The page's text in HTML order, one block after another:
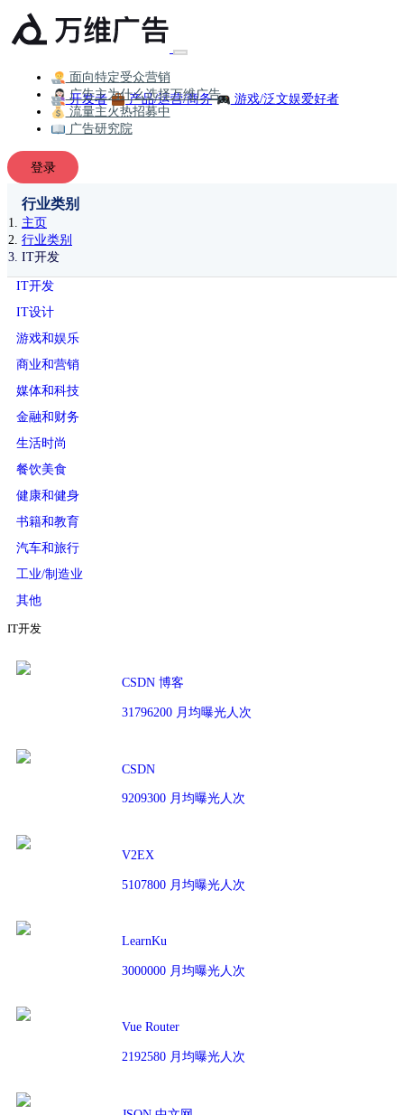
面向特定受众营销
开发者
产品/运营/商务 游戏/泛文娱爱好者
广告主为什么选择万维广告
流量主火热招募中
广告研究院
登录
行业类别
主页
行业类别
IT开发
IT开发
IT设计
游戏和娱乐
商业和营销
媒体和科技
金融和财务
生活时尚
餐饮美食
健康和健身
书籍和教育
汽车和旅行
工业/制造业
其他
IT开发
CSDN 博客
31796200 月均曝光人次
CSDN
9209300 月均曝光人次
V2EX
5107800 月均曝光人次
LearnKu
3000000 月均曝光人次
Vue Router
2192580 月均曝光人次